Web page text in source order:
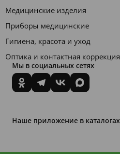
Медицинские изделия
Приборы медицинские
Гигиена, красота и уход
Оптика и контактная коррекция
Мы в социальных сетях
Наше приложение в каталогах